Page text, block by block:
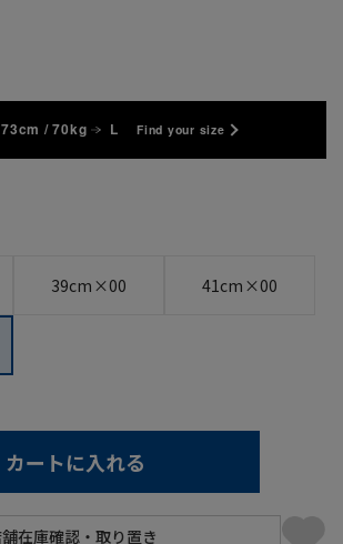
/ 70kg L Find your size
39cm×00 41cm×00
カートに入れる